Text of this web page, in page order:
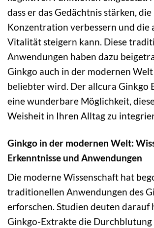
dass er das Gedächtnis stärken, die
Konzentration verbessern und die
Vitalität steigern kann. Diese
Anwendungen haben dazu
Ginkgo auch in der modernen
beliebter wird. Der allcura Ginkgo
eine wunderbare Möglichkeit,
Weisheit in Ihren Alltag zu
Ginkgo in der modernen Welt:
Erkenntnisse und Anwendungen
Die moderne Wissenschaft hat
traditionellen Anwendungen des
erforschen. Studien deuten darauf
Ginkgo-Extrakte die